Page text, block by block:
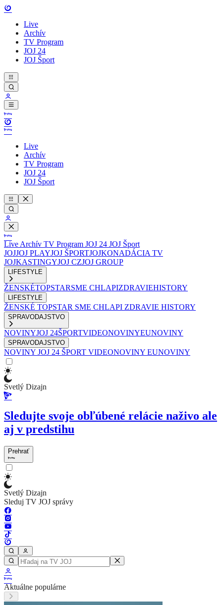
Live
Archív
TV Program
JOJ 24
JOJ Šport
Live
Archív
TV Program
JOJ 24
JOJ Šport
Live Archív TV Program JOJ 24 JOJ Šport
JOJJOJ PLAYJOJ ŠPORTJOJKONADÁCIA TV
JOJKASTINGYJOJ CZJOJ GROUP
LIFESTYLE
ŽENSKÉTOPSTARSME CHLAPIZDRAVIEHISTORY
LIFESTYLE
ŽENSKÉ TOPSTAR SME CHLAPI ZDRAVIE HISTORY
SPRAVODAJSTVO
NOVINYJOJ 24ŠPORTVIDEONOVINYEUNOVINY
SPRAVODAJSTVO
NOVINY JOJ 24 ŠPORT VIDEONOVINY EUNOVINY
Svetlý Dizajn
Sledujte svoje obľúbené relácie naživo ale
aj v predstihu
Prehrať
Svetlý Dizajn
Sleduj TV JOJ správy
Aktuálne populárne